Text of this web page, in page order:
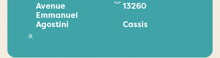
Avenue
Emmanuel
Agostini
13260
Cassis